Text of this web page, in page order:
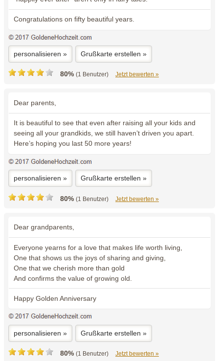
Congratulations on fifty beautiful years.
personalisieren » Grußkarte erstellen »
80% (1 Benutzer) Jetzt bewerten »
Dear parents,
It is beautiful to see that even after raising all your kids and
seeing all your grandkids, we still haven’t driven you apart.
Here’s hoping you last 50 more years!
personalisieren » Grußkarte erstellen »
80% (1 Benutzer) Jetzt bewerten »
Dear grandparents,
Everyone yearns for a love that makes life worth living,
One that shows us the joys of sharing and giving,
One that we cherish more than gold
And confirms the value of growing old.
Happy Golden Anniversary
personalisieren » Grußkarte erstellen »
80% (1 Benutzer) Jetzt bewerten »